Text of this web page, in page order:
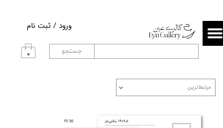
۰
ورود / ثبت نام
حساب کاربری من
تغییر گذر واژه
خروج از حساب کاربری
جستجو
مرتبط‌ترین